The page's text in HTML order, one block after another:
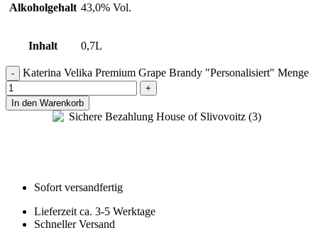
Alkoholgehalt 43,0% Vol.
Inhalt 0,7L
Katerina Velika Premium Grape Brandy "Personalisiert" Menge
In den Warenkorb
Sofort versandfertig
Lieferzeit ca. 3-5 Werktage
Schneller Versand